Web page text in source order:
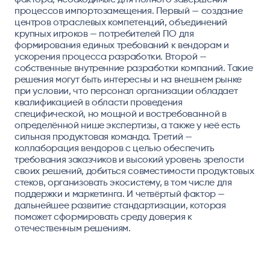
процессов импортозамещения. Первый — создание
центров отраслевых компетенций, объединений
крупных игроков — потребителей ПО для
формирования единых требований к вендорам и
ускорения процесса разработки. Второй —
собственные внутренние разработки компаний. Такие
решения могут быть интересны и на внешнем рынке
при условии, что персонал организации обладает
квалификацией в области проведения
специфической, но мощной и востребованной в
определённой нише экспертизы, а также у неё есть
сильная продуктовая команда. Третий —
коллаборация вендоров с целью обеспечить
требования заказчиков и высокий уровень зрелости
своих решений, добиться совместимости продуктовых
стеков, организовать экосистему, в том числе для
поддержки и маркетинга. И четвёртый фактор —
дальнейшее развитие стандартизации, которая
поможет сформировать среду доверия к
отечественным решениям.